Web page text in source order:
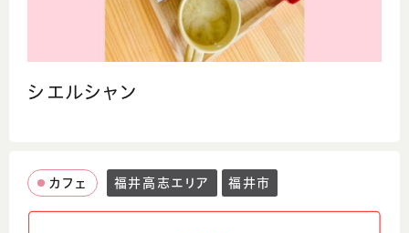
シエルシャン
カフェ 福井高志エリア 福井市